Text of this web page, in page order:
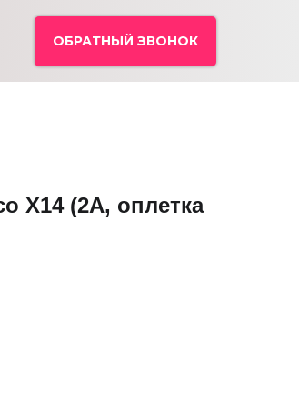
ОБРАТНЫЙ ЗВОНОК
X14 (2A, оплетка